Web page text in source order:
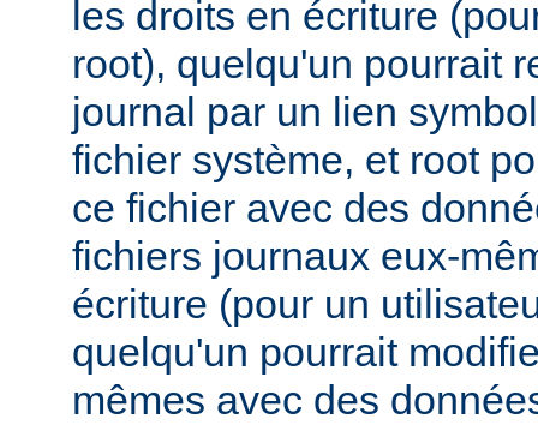
les droits en écriture
root), quelqu'un pourrait
journal par un lien
fichier système, et root
ce fichier avec des
fichiers journaux eux-
écriture (pour un
quelqu'un pourrait
mêmes avec des